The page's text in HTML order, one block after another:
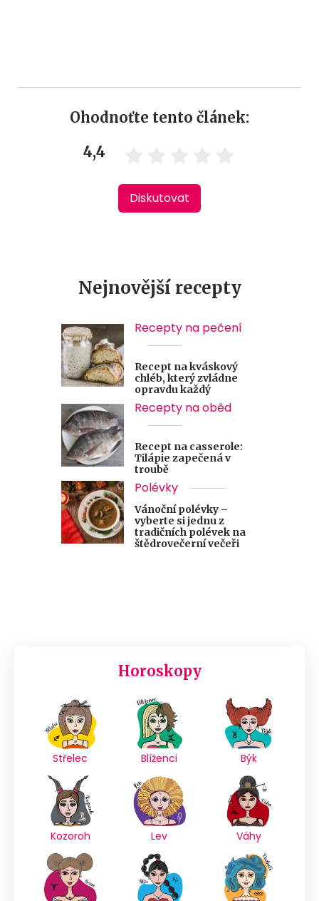
Ohodnoťte tento článek:
4,4
Diskutovat
Nejnovější recepty
Recepty na pečení
Recept na kváskový
chléb, který zvládne
opravdu každý
Recepty na oběd
Recept na casserole:
Tilápie zapečená v
troubě
Polévky
Vánoční polévky –
vyberte si jednu z
tradičních polévek na
štědrovečerní večeři
Horoskopy
Střelec Blíženci Býk
Kozoroh Lev Váhy